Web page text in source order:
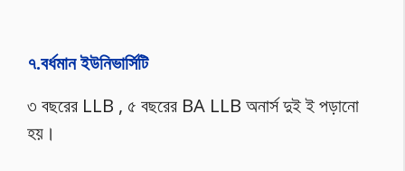
৭.বর্ধমান ইউনিভার্সিটি
৩ বছরের LLB , ৫ বছরের BA LLB অনার্স দুই ই পড়ানো
হয়।